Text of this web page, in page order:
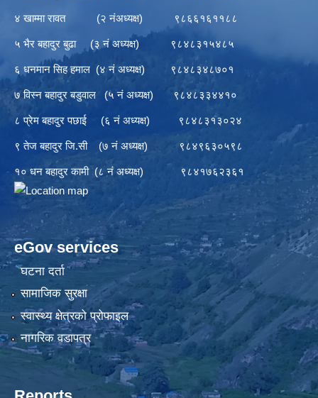
४ खाम्मा रावत (२ नंअध्यक्ष) ९८६६१६११८८
५ भैर बहादुर बुढा (३ नं अध्यक्ष) ९८४८३१५४८५
६ धनमान सिह हमाल (४ नं अध्यक्ष) ९८४८३४८७०१
७ विस्न बहादुर बडुवाल (५ नं अध्यक्ष) ९८४८३३४४१०
८ प्रेम बहादुर पछाई (६ नं अध्यक्ष) ९८४८३१३०२४
९ तेज बहादुर जि.सी (७ नं अध्यक्ष) ९८४९६३०५९८
१० धन बहादुर कामी (८ नं अध्यक्ष) ९८४१७६२३६१
eGov services
घटना दर्ता
सामाजिक सुरक्षा
स्वास्थ्य क्षेत्रको प्रोफाइल
नागरिक वडापत्र